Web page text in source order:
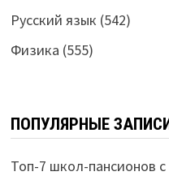
Русский язык (542)
Физика (555)
ПОПУЛЯРНЫЕ
Топ-7 школ-пансионов